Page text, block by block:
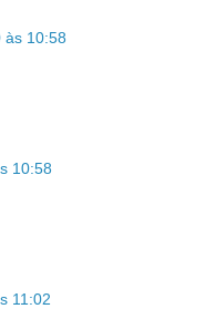
às 10:58
10:58
11:02